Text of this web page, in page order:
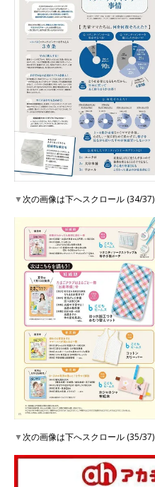
▼次の画像は下へスクロール (34/37)
▼次の画像は下へスクロール (35/37)